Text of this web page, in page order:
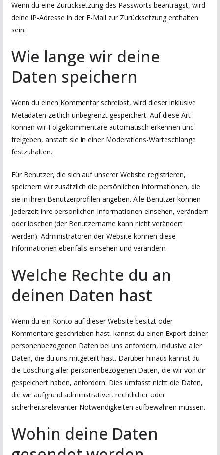
Wenn du eine Zurücksetzung des Passworts beantragst, wird
deine IP-Adresse in der E-Mail zur Zurücksetzung enthalten
sein.
Wie lange wir deine
Daten speichern
Wenn du einen Kommentar schreibst, wird dieser inklusive
Metadaten zeitlich unbegrenzt gespeichert. Auf diese Art
können wir Folgekommentare automatisch erkennen und
freigeben, anstatt sie in einer Moderations-Warteschlange
festzuhalten.
Für Benutzer, die sich auf unserer Website registrieren,
speichern wir zusätzlich die persönlichen Informationen, die
sie in ihren Benutzerprofilen angeben. Alle Benutzer können
jederzeit ihre persönlichen Informationen einsehen, verändern
oder löschen (der Benutzername kann nicht verändert
werden). Administratoren der Website können diese
Informationen ebenfalls einsehen und verändern.
Welche Rechte du an
deinen Daten hast
Wenn du ein Konto auf dieser Website besitzt oder
Kommentare geschrieben hast, kannst du einen Export deiner
personenbezogenen Daten bei uns anfordern, inklusive aller
Daten, die du uns mitgeteilt hast. Darüber hinaus kannst du
die Löschung aller personenbezogenen Daten, die wir von dir
gespeichert haben, anfordern. Dies umfasst nicht die Daten,
die wir aufgrund administrativer, rechtlicher oder
sicherheitsrelevanter Notwendigkeiten aufbewahren müssen.
Wohin deine Daten